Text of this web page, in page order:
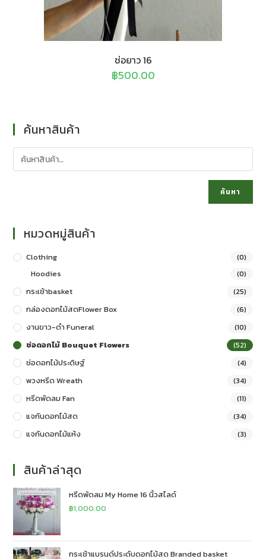
ช่อยาว 16
฿500.00
ค้นหาสินค้า
ค้นหา
หมวดหมู่สินค้า
Clothing (0)
Hoodies (0)
กระเช้าbasket (25)
กล่องดอกไม้สดFlower Box (6)
งานขาว-ดำ Funeral (10)
ช่อดอกไม้ Bouquet Flowers (52)
ช่อดอกไม้ประดิษฐ์ (4)
พวงหรีด Wreath (34)
หรีดพัดลม Fan (11)
แจกันดอกไม้สด (34)
แจกันดอกไม้แห้ง (3)
สินค้าล่าสุด
หรีดพัดลม My Home 16 นิ้วสไลด์
฿1,000.00
กระเช้าแบรนด์ประดับดอกไม้สด Branded basket